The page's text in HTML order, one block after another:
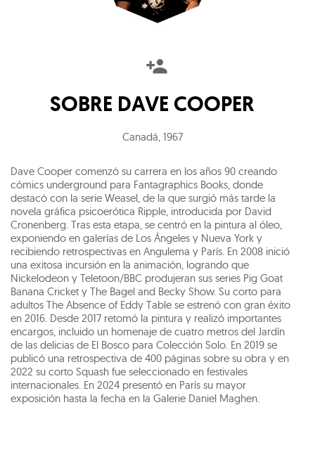
SOBRE DAVE COOPER
Canadá, 1967
Dave Cooper comenzó su carrera en los años 90 creando
cómics underground para Fantagraphics Books, donde
destacó con la serie Weasel, de la que surgió más tarde la
novela gráfica psicoerótica Ripple, introducida por David
Cronenberg. Tras esta etapa, se centró en la pintura al óleo,
exponiendo en galerías de Los Ángeles y Nueva York y
recibiendo retrospectivas en Angulema y París. En 2008 inició
una exitosa incursión en la animación, logrando que
Nickelodeon y Teletoon/BBC produjeran sus series Pig Goat
Banana Cricket y The Bagel and Becky Show. Su corto para
adultos The Absence of Eddy Table se estrenó con gran éxito
en 2016. Desde 2017 retomó la pintura y realizó importantes
encargos, incluido un homenaje de cuatro metros del Jardín
de las delicias de El Bosco para Colección Solo. En 2019 se
publicó una retrospectiva de 400 páginas sobre su obra y en
2022 su corto Squash fue seleccionado en festivales
internacionales. En 2024 presentó en París su mayor
exposición hasta la fecha en la Galerie Daniel Maghen.